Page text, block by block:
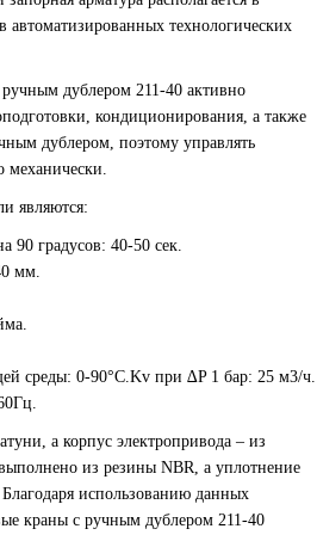
автоматизированных технологических
дублером 211-40 активно
кондиционирования, а также
дублером, поэтому управлять
механически.
являются:
90 градусов: 40-50 сек.
мм.
среды: 0-90°С.Kv при ∆P 1 бар: 25 м3/ч.
а корпус электропривода – из
из резины NBR, а уплотнение
использованию данных
краны с ручным дублером 211-40